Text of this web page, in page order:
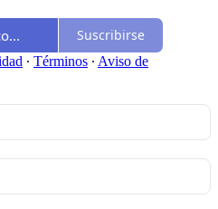
Suscribirse
∙ Términos ∙ Aviso de